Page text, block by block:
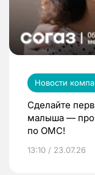
Новости
Сделайте
малыша —
по ОМС!
13:10 / 23.07.26